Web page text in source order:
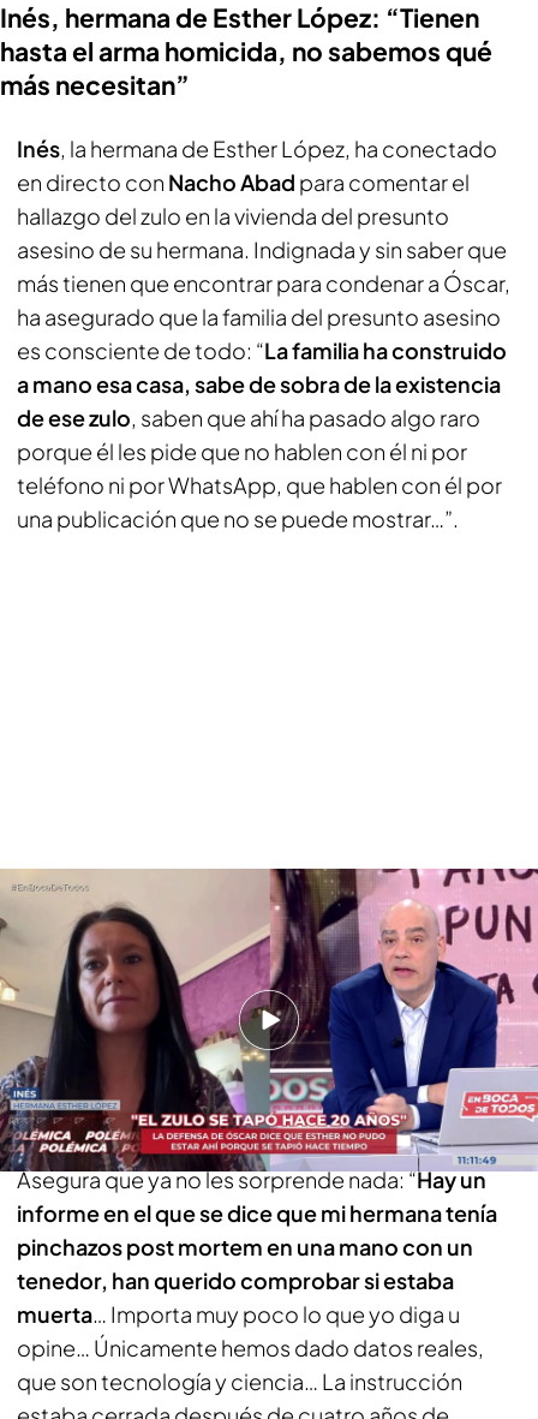
Inés, hermana de Esther López: “Tienen
hasta el arma homicida, no sabemos qué
más necesitan”
Inés, la hermana de Esther López, ha conectado
en directo con Nacho Abad para comentar el
hallazgo del zulo en la vivienda del presunto
asesino de su hermana. Indignada y sin saber que
más tienen que encontrar para condenar a Óscar,
ha asegurado que la familia del presunto asesino
es consciente de todo: “La familia ha construido
a mano esa casa, sabe de sobra de la existencia
de ese zulo, saben que ahí ha pasado algo raro
porque él les pide que no hablen con él ni por
teléfono ni por WhatsApp, que hablen con él por
una publicación que no se puede mostrar…”.
Inés, hermana de Esther López: “Tienen hasta el arma homicida, no
sabemos qué más necesitan”
PUEDE INTERESARTE
“Hay que rezar por David”, las primeras palabras
de Julio, el presunto asesino del niño de 11 años
de Villanueva de la Cañada (Madrid), al llegar a
casa de su tía
Asegura que ya no les sorprende nada: “Hay un
informe en el que se dice que mi hermana tenía
pinchazos post mortem en una mano con un
tenedor, han querido comprobar si estaba
muerta… Importa muy poco lo que yo diga u
opine… Únicamente hemos dado datos reales,
que son tecnología y ciencia… La instrucción